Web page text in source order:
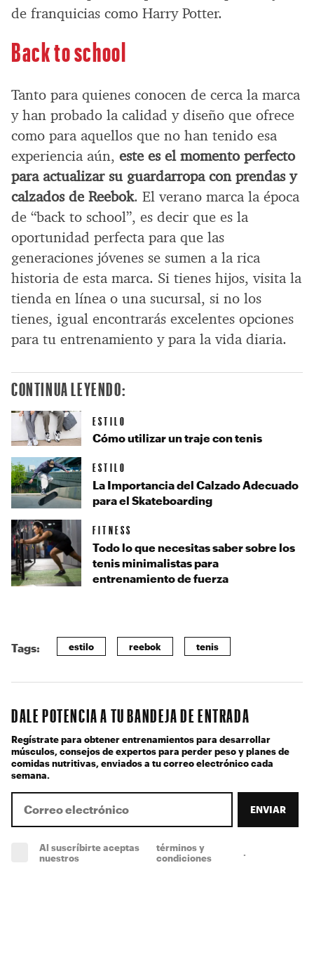
de franquicias como Harry Potter.
Back to school
Tanto para quienes conocen de cerca la marca
y han probado la calidad y diseño que ofrece
como para aquellos que no han tenido esa
experiencia aún, este es el momento perfecto
para actualizar su guardarropa con prendas y
calzados de Reebok. El verano marca la época
de “back to school”, es decir que es la
oportunidad perfecta para que las
generaciones jóvenes se sumen a la rica
historia de esta marca. Si tienes hijos, visita la
tienda en línea o una sucursal, si no los
tienes, igual encontrarás excelentes opciones
para tu entrenamiento y para la vida diaria.
CONTINUA LEYENDO:
ESTILO
Cómo utilizar un traje con tenis
ESTILO
La Importancia del Calzado Adecuado
para el Skateboarding
FITNESS
Todo lo que necesitas saber sobre los
tenis minimalistas para
entrenamiento de fuerza
Tags: estilo reebok tenis
DALE POTENCIA A TU BANDEJA DE ENTRADA
Regístrate para obtener entrenamientos para desarrollar
músculos, consejos de expertos para perder peso y planes de
comidas nutritivas, enviados a tu correo electrónico cada
semana.
ENVIAR
Al suscríbirte aceptas
nuestros
términos y
condiciones
.